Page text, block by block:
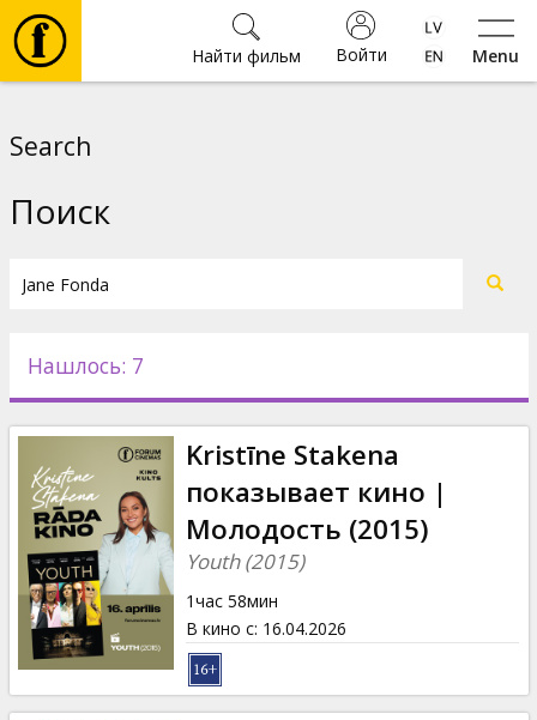
Menu
Войти
Найти фильм
Новости
Подарки
Кинозакуски
B2B
Search
Поиск
Нашлось: 7
Kristīne Stakena
показывает кино |
Молодость (2015)
Youth (2015)
1час 58мин
В кино с: 16.04.2026